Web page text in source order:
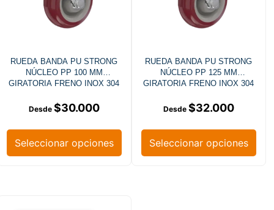
RUEDA BANDA PU STRONG
NÚCLEO PP 100 MM
GIRATORIA FRENO INOX 304
$30.000
Seleccionar opciones
RUEDA BANDA PU STRONG
NÚCLEO PP 125 MM
GIRATORIA FRENO INOX 304
$32.000
Seleccionar opciones